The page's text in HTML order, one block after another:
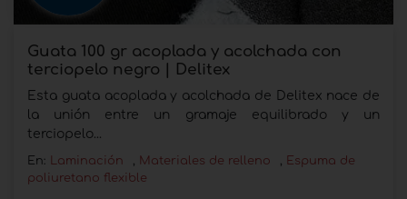
Guata 100 gr acoplada y acolchada con
terciopelo negro | Delitex
Esta guata acoplada y acolchada de Delitex nace de
la unión entre un gramaje equilibrado y un
terciopelo...
En: Laminación Materiales de relleno
Espuma de
poliuretano flexible